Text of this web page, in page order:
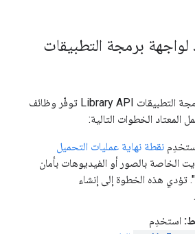
لواجهة برمجة التطبيقات
على الرغم من أنّ واجهة برمجة التطبيقات Library API توفّر وظائف
المعتاد الخطوات التالية:
نقطة نهاية عمليات التحميل
الخاصة بالصور أو الفيديوهات بأمان
.
استخدِم